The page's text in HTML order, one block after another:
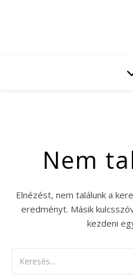
Nem
Elnézést, nem találunk a
eredményt. Másik
kezdeni